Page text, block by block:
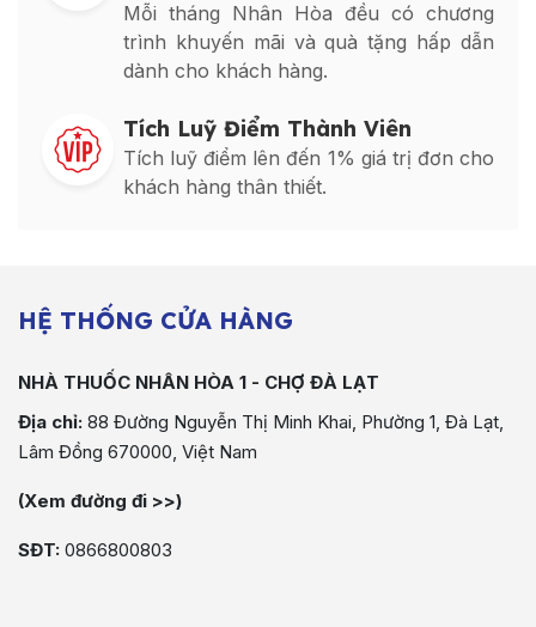
Mỗi tháng Nhân Hòa đều có chương
trình khuyến mãi và quà tặng hấp dẫn
dành cho khách hàng.
Tích Luỹ Điểm Thành Viên
Tích luỹ điểm lên đến 1% giá trị đơn cho
khách hàng thân thiết.
HỆ THỐNG CỬA HÀNG
NHÀ THUỐC NHÂN HÒA 1 - CHỢ ĐÀ LẠT
Địa chỉ: 88 Đường Nguyễn Thị Minh Khai, Phường 1, Đà Lạt,
Lâm Đồng 670000, Việt Nam
(Xem đường đi >>)
SĐT: 0866800803